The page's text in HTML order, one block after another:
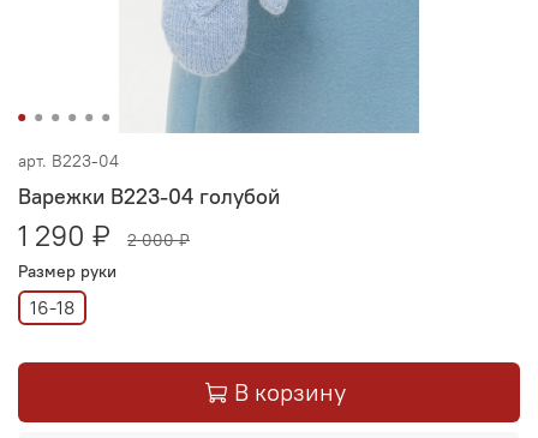
арт. В223-04
Варежки В223-04 голубой
1 290 ₽
2 000 ₽
Размер руки
16-18
В корзину